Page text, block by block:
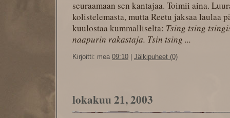
seuraamaan sen kantajaa. Toimii aina.
kolistelemasta, mutta Reetu jaksaa laulaa
kuulostaa kummalliselta: Tsing tsing
naapurin rakastaja. Tsin tsing ...
Kirjoitti: mea 09:10 | Jälkipuheet (0)
lokakuu 21, 2003